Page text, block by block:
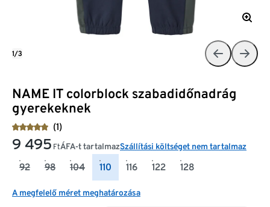
NAME IT colorblock szabadidőnadrág
gyerekeknek
(1)
9 495 FtÁFA-t tartalmazSzállítási költséget nem tartalmaz
92 98 104 110 116 122 128
A megfelelő méret meghatározása
1/3